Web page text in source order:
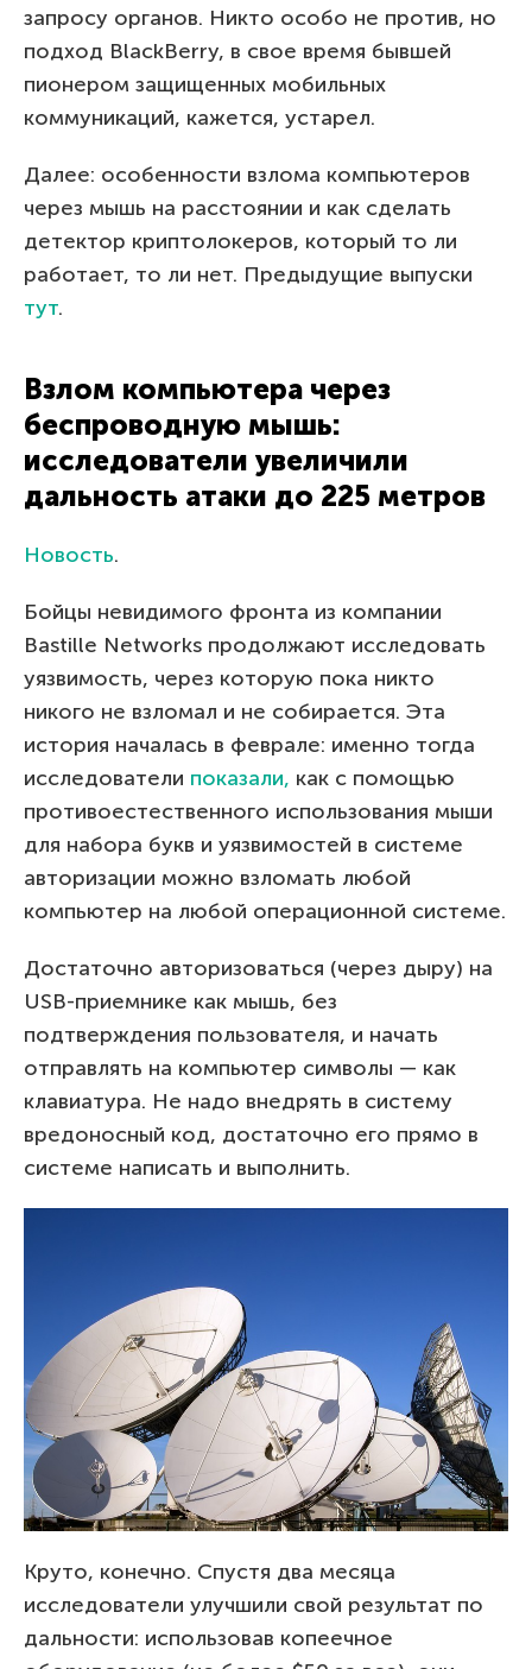
запросу органов. Никто особо не против, но
подход BlackBerry, в свое время бывшей
пионером защищенных мобильных
коммуникаций, кажется, устарел.
Далее: особенности взлома компьютеров
через мышь на расстоянии и как сделать
детектор криптолокеров, который то ли
работает, то ли нет. Предыдущие выпуски
тут.
Взлом компьютера через
беспроводную мышь:
исследователи увеличили
дальность атаки до 225 метров
Новость.
Бойцы невидимого фронта из компании
Bastille Networks продолжают исследовать
уязвимость, через которую пока никто
никого не взломал и не собирается. Эта
история началась в феврале: именно тогда
исследователи показали, как с помощью
противоестественного использования мыши
для набора букв и уязвимостей в системе
авторизации можно взломать любой
компьютер на любой операционной системе.
Достаточно авторизоваться (через дыру) на
USB-приемнике как мышь, без
подтверждения пользователя, и начать
отправлять на компьютер символы — как
клавиатура. Не надо внедрять в систему
вредоносный код, достаточно его прямо в
системе написать и выполнить.
Круто, конечно. Спустя два месяца
исследователи улучшили свой результат по
дальности: использовав копеечное